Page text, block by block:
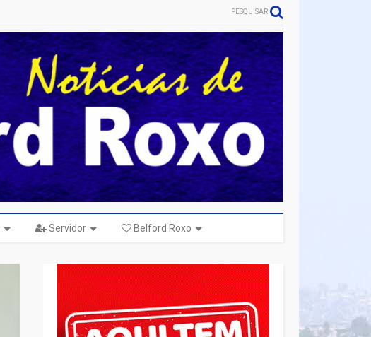
PESQUISAR
Servidor Belford Roxo